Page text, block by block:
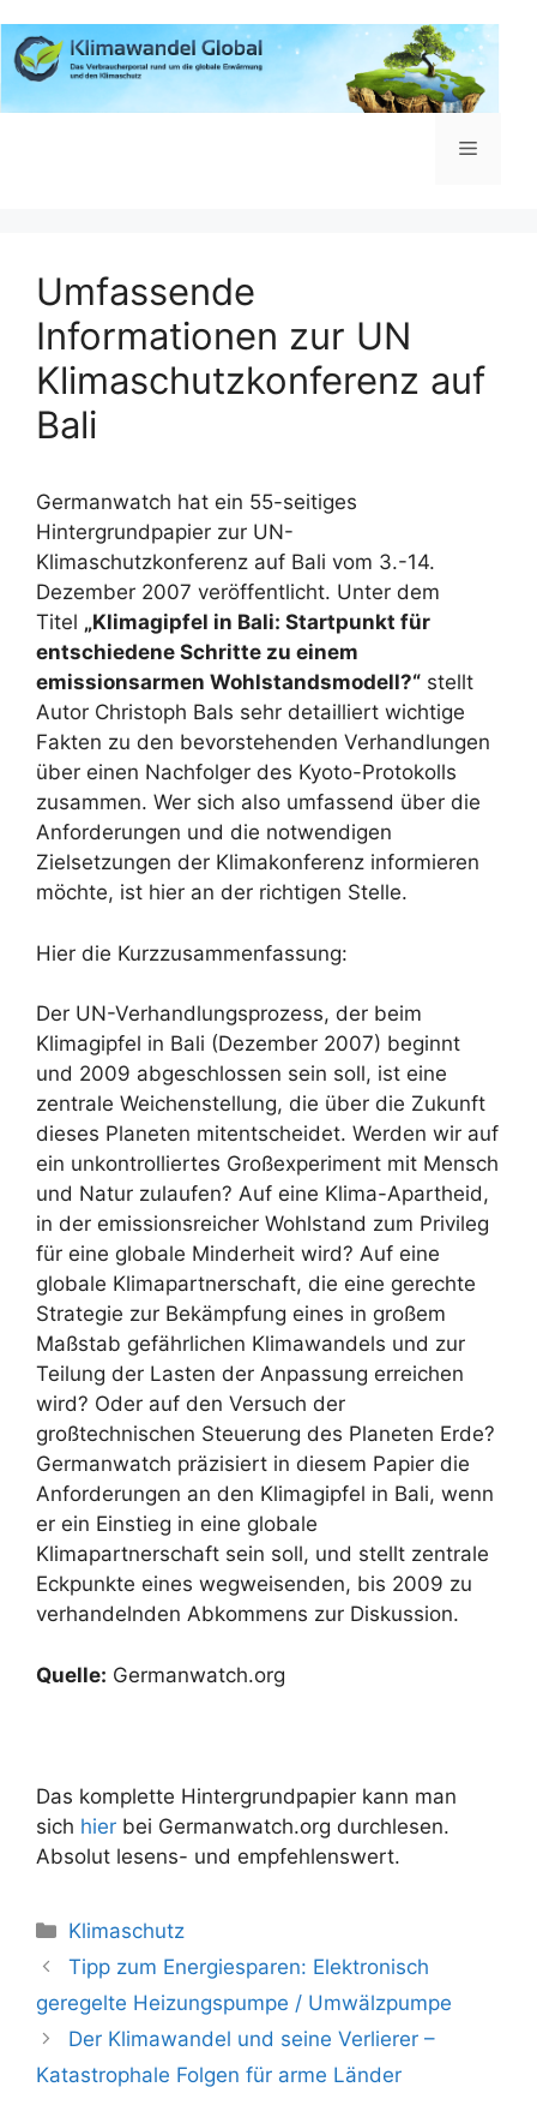
Inhalt
springen
Menü
Umfassende
Informationen zur UN
Klimaschutzkonferenz auf
Bali
Germanwatch hat ein 55-seitiges
Hintergrundpapier zur UN-
Klimaschutzkonferenz auf Bali vom 3.-14.
Dezember 2007 veröffentlicht. Unter dem
Titel „Klimagipfel in Bali: Startpunkt für
entschiedene Schritte zu einem
emissionsarmen Wohlstandsmodell?“ stellt
Autor Christoph Bals sehr detailliert wichtige
Fakten zu den bevorstehenden Verhandlungen
über einen Nachfolger des Kyoto-Protokolls
zusammen. Wer sich also umfassend über die
Anforderungen und die notwendigen
Zielsetzungen der Klimakonferenz informieren
möchte, ist hier an der richtigen Stelle.
Hier die Kurzzusammenfassung:
Der UN-Verhandlungsprozess, der beim
Klimagipfel in Bali (Dezember 2007) beginnt
und 2009 abgeschlossen sein soll, ist eine
zentrale Weichenstellung, die über die Zukunft
dieses Planeten mitentscheidet. Werden wir auf
ein unkontrolliertes Großexperiment mit Mensch
und Natur zulaufen? Auf eine Klima-Apartheid,
in der emissionsreicher Wohlstand zum Privileg
für eine globale Minderheit wird? Auf eine
globale Klimapartnerschaft, die eine gerechte
Strategie zur Bekämpfung eines in großem
Maßstab gefährlichen Klimawandels und zur
Teilung der Lasten der Anpassung erreichen
wird? Oder auf den Versuch der
großtechnischen Steuerung des Planeten Erde?
Germanwatch präzisiert in diesem Papier die
Anforderungen an den Klimagipfel in Bali, wenn
er ein Einstieg in eine globale
Klimapartnerschaft sein soll, und stellt zentrale
Eckpunkte eines wegweisenden, bis 2009 zu
verhandelnden Abkommens zur Diskussion.
Quelle: Germanwatch.org
Das komplette Hintergrundpapier kann man
sich hier bei Germanwatch.org durchlesen.
Absolut lesens- und empfehlenswert.
Kategorien
Klimaschutz
Beitrags-
Navigation
Tipp zum Energiesparen: Elektronisch
geregelte Heizungspumpe / Umwälzpumpe
Der Klimawandel und seine Verlierer –
Katastrophale Folgen für arme Länder